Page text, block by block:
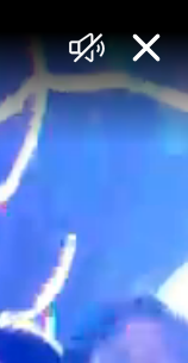
음
소
거
닫
기